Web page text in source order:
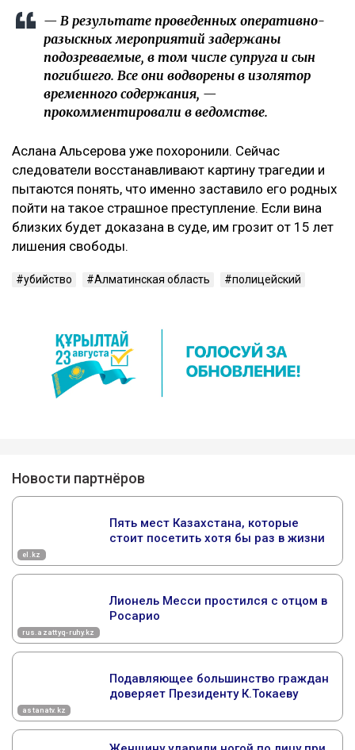
— В результате проведенных оперативно-
разыскных мероприятий задержаны
подозреваемые, в том числе супруга и сын
погибшего. Все они водворены в изолятор
временного содержания, —
прокомментировали в ведомстве.
Аслана Альсерова уже похоронили. Сейчас
следователи восстанавливают картину трагедии и
пытаются понять, что именно заставило его родных
пойти на такое страшное преступление. Если вина
близких будет доказана в суде, им грозит от 15 лет
лишения свободы.
убийство Алматинская область полицейский